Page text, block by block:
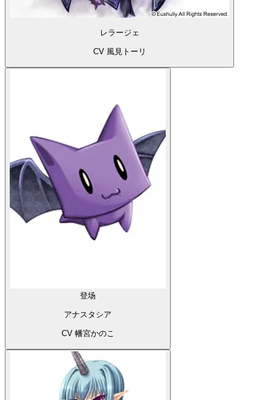
レラージェ
CV 風見トーリ
登场
アナスタシア
CV 幡宮かのこ